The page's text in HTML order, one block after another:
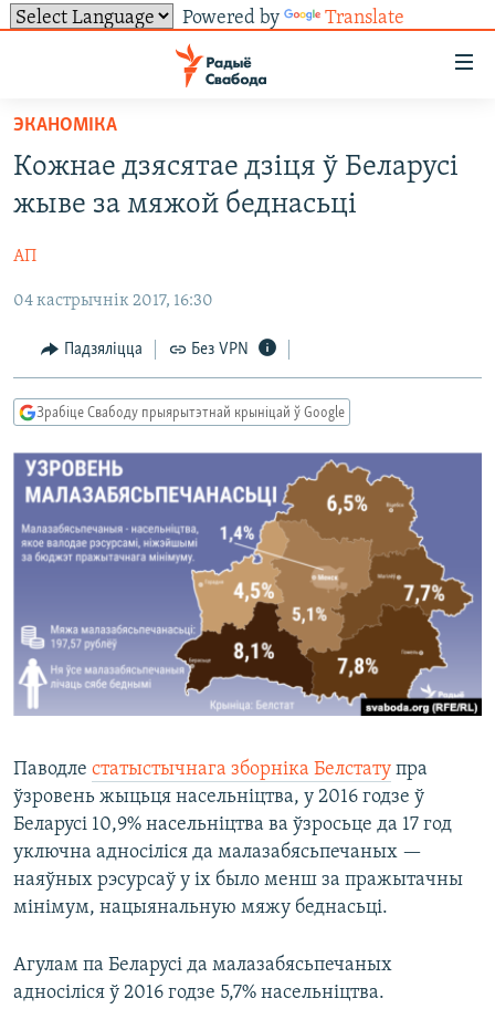
Powered by Translate
ўнівэрсальнага
доступу
Перайсьці
да
галоўнага
Перайсьці
да
навігацыі
Перайсьці
да
пошуку
ПАЛІТЫКА
ЭКАНОМІКА
БЕЛАРУСЫ НА ВАЙНЕ
ПАЛІТВЯЗЬНІ
КУЛЬТУРА
КАЛЯНДАР
ТОЛЬКІ НА СВАБОДЗЕ
ГІСТОРЫЯ НА СВАБОДЗЕ
ПАДКАСТЫ
АЎДЫЁКНІГІ
PREMIUM
МОВА
НА ХВАЛЯХ СВАБОДЫ
ПАДЗЯЛІЦЦА ІНФАРМАЦЫЯЙ
ПАДПІСАЦЦА
RSS
ПАДКАСТЫ
TWITTER
Усе сайты РС/РСЭ
ЭКАНОМІКА
Кожнае дзясятае дзіця ў Беларусі
жыве за мяжой беднасьці
АП
04 кастрычнік 2017, 16:30
Падзяліцца Без VPN
Зрабіце Свабоду прыярытэтнай крыніцай ў Google
Паводле статыстычнага зборніка Белстату пра
ўзровень жыцьця насельніцтва, у 2016 годзе ў
Беларусі 10,9% насельніцтва ва ўзросьце да 17 год
уключна адносіліся да малазабясьпечаных —
наяўных рэсурсаў у іх было менш за пражытачны
мінімум, нацыянальную мяжу беднасьці.
Агулам па Беларусі да малазабясьпечаных
адносіліся ў 2016 годзе 5,7% насельніцтва.